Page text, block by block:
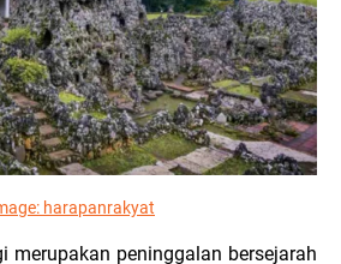
harapanrakyat
merupakan peninggalan bersejarah